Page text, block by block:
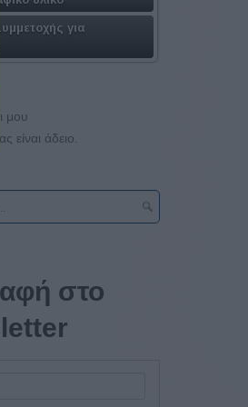
για
μου
είναι άδειο.
στο